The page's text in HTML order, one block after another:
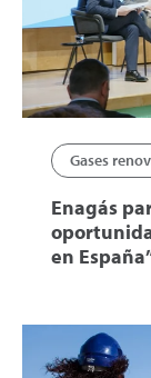
Gases
Enagás
en